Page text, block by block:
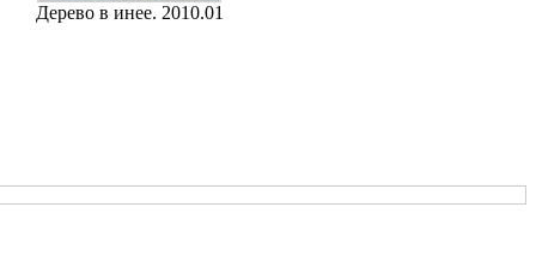
Дерево в инее. 2010.01